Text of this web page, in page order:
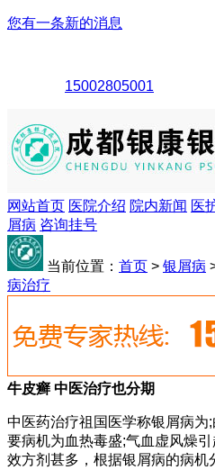
您有一条新的消息
15002805001
网站首页 医院介绍 院内新闻 医
屑病 咨询挂号
当前位置： 首页 > 银屑病
病治疗
牛皮癣 中医治疗也分期
中医药治疗祖国医学称银屑病为
要病机为血热毒盛;气血虚风燥
效方剂甚多，根据银屑病的病